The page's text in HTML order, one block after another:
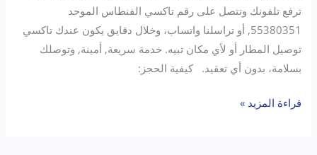
ترفع تلفونك وتتصل على رقم تاكسي الفنطاس الموحد
55380351, أو تراسلنا واتساب، وخلال دقايق يكون عندك تاكسي
توصيل المطار أو لأي مكان تبيه. خدمة سريعة, أمينة, وتوصلك
بسلامة، بدون أي تعقيد. كيفية الحجز:
قراءة المزيد »